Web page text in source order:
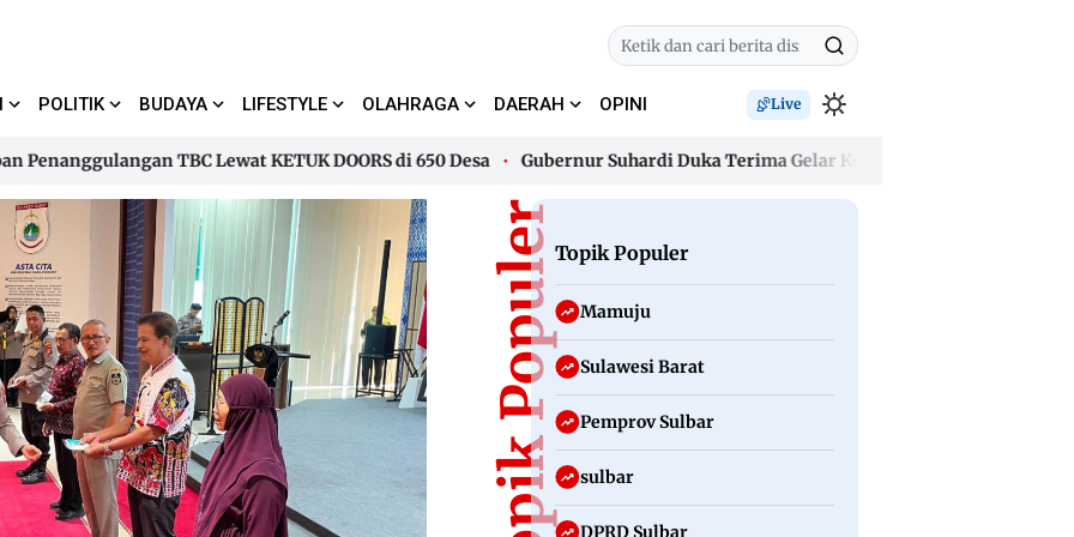
POLITIK BUDAYA LIFESTYLE OLAHRAGA DAERAH OPINI Live
TBC Lewat KETUK DOORS di 650 Desa Gubernur Suhardi Duka Terima Gelar Kehormatan “Sulo Tappidena
TBC Lewat KETUK DOORS di 650 Desa Gubernur Suhardi Duka Terima Gelar Kehormatan “Sulo Tappidena
Topik PopulerTopik Populer
Mamuju
Sulawesi Barat
Pemprov Sulbar
sulbar
DPRD Sulbar